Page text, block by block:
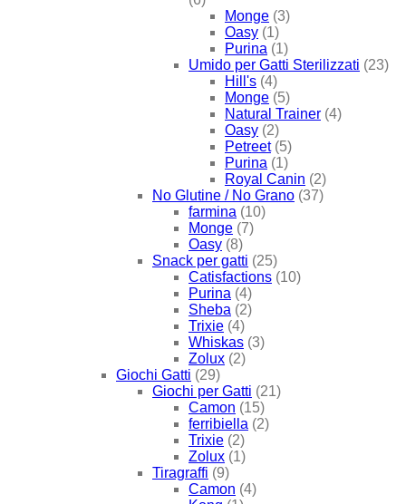
Monge (3)
Oasy (1)
Purina (1)
Umido per Gatti Sterilizzati (23)
Hill's (4)
Monge (5)
Natural Trainer (4)
Oasy (2)
Petreet (5)
Purina (1)
Royal Canin (2)
No Glutine / No Grano (37)
farmina (10)
Monge (7)
Oasy (8)
Snack per gatti (25)
Catisfactions (10)
Purina (4)
Sheba (2)
Trixie (4)
Whiskas (3)
Zolux (2)
Giochi Gatti (29)
Giochi per Gatti (21)
Camon (15)
ferribiella (2)
Trixie (2)
Zolux (1)
Tiragraffi (9)
Camon (4)